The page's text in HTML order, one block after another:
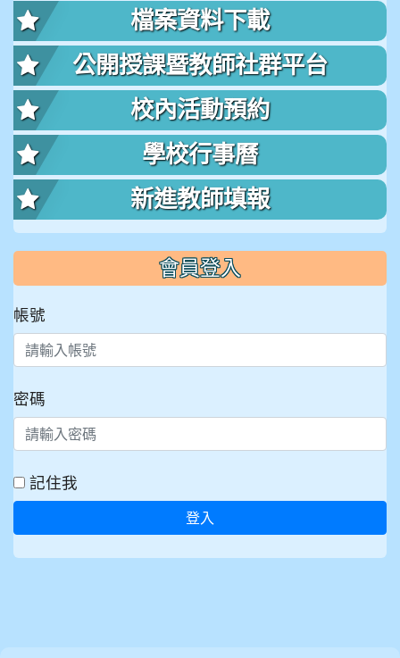
檔案資料下載
公開授課暨教師社群平台
校內活動預約
學校行事曆
新進教師填報
會員登入
帳號
密碼
記住我
登入